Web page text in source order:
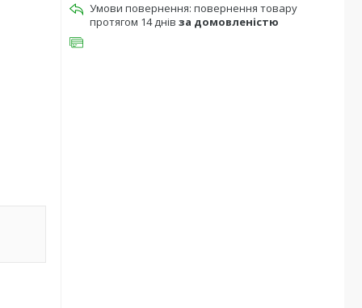
повернення товару
протягом 14 днів за домовленістю